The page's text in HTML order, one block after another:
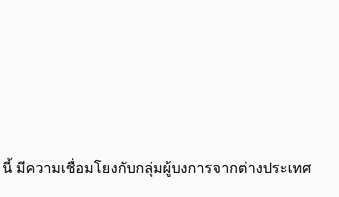
มีความเชื่อมโยงกับกลุ่มผู้บงการจากต่างประเทศ